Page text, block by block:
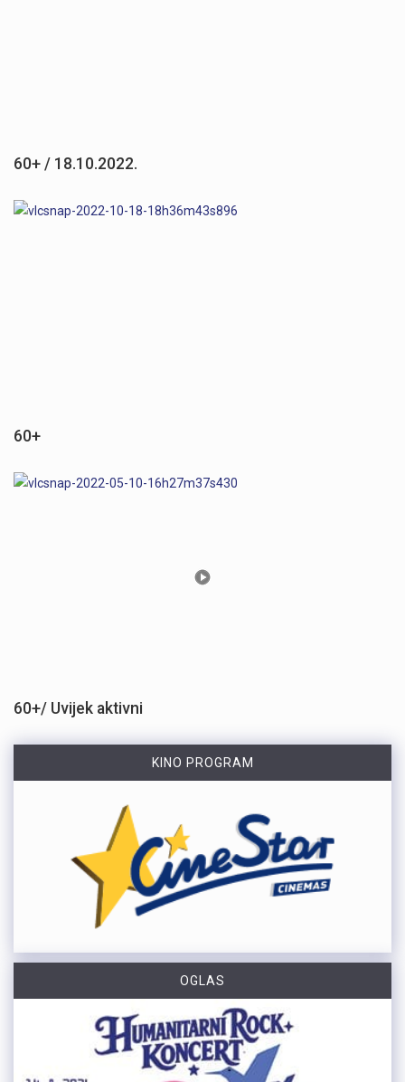
60+ / 18.10.2022.
60+
60+/ Uvijek aktivni
KINO PROGRAM
OGLAS